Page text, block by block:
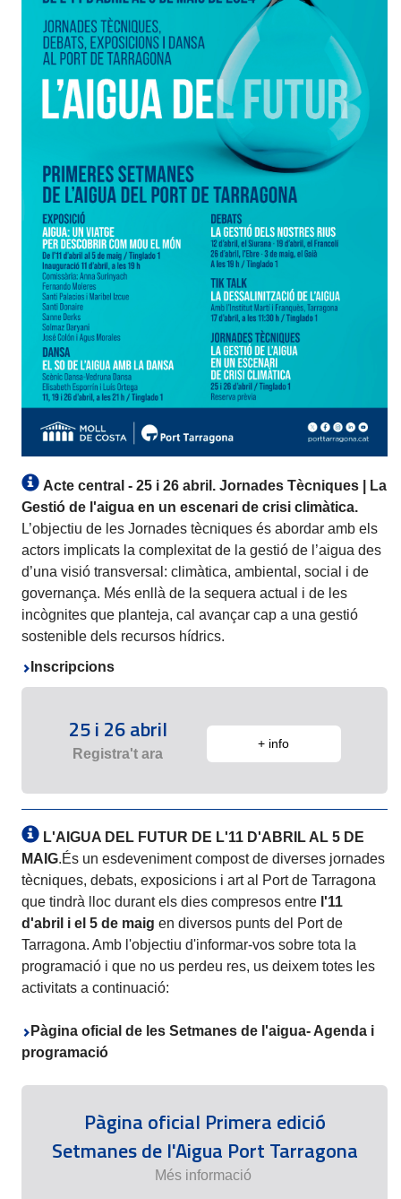
Acte central - 25 i 26 abril. Jornades Tècniques | La
Gestió de l'aigua en un escenari de crisi climàtica.
L’objectiu de les Jornades tècniques és abordar amb els
actors implicats la complexitat de la gestió de l’aigua des
d’una visió transversal: climàtica, ambiental, social i de
governança. Més enllà de la sequera actual i de les
incògnites que planteja, cal avançar cap a una gestió
sostenible dels recursos hídrics.
Inscripcions
25 i 26 abril
Registra't ara
+ info
L'AIGUA DEL FUTUR DE L'11 D'ABRIL AL 5 DE
MAIG.És un esdeveniment compost de diverses jornades
tècniques, debats, exposicions i art al Port de Tarragona
que tindrà lloc durant els dies compresos entre l'11
d'abril i el 5 de maigen diversos punts del Port de
Tarragona. Amb l'objectiu d'informar-vos sobre tota la
programació i que no us perdeu res, us deixem totes les
activitats a continuació:
Pàgina oficial de les Setmanes de l'aigua- Agenda i
programació
Pàgina oficial Primera edició
Setmanes de l'Aigua Port Tarragona
Més informació